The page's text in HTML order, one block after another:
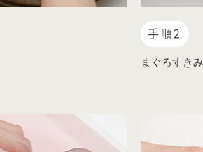
手順2
まぐろすき